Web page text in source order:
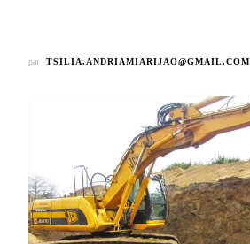
par TSILIA.ANDRIAMIARIJAO@GMAIL.COM